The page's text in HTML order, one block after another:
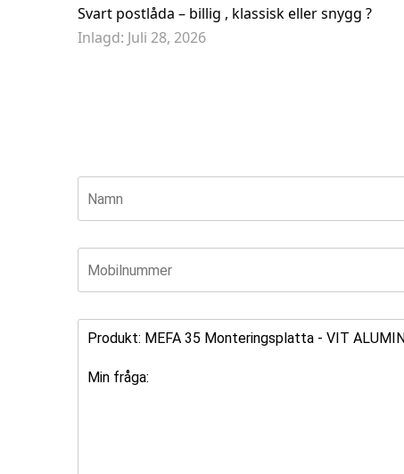
Svart postlåda – billig , klassisk eller snygg ?
Inlagd: Juli 28, 2026